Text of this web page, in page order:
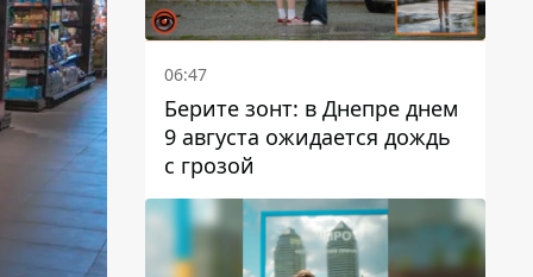
06:47
Берите зонт: в Днепре днем ​​
9 августа ожидается дождь
с грозой